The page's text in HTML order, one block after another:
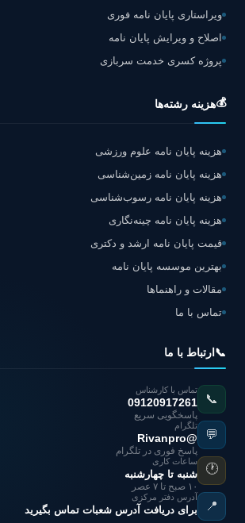
ویراستاری پایان نامه فوری
اصلاح و ویرایش پایان نامه
پروژه کسری خدمت سربازی
💰هزینه رشته‌ها
هزینه پایان نامه علوم ورزشی
هزینه پایان نامه زمین‌شناسی
هزینه پایان نامه رسوب‌شناسی
هزینه پایان نامه چینه‌نگاری
قیمت پایان نامه ارشد و دکتری
بهترین موسسه پایان نامه
مقالات و راهنماها
تماس با ما
📞 ارتباط با ما
📞
تماس با کارشناس
09120917261
پاسخگویی سریع
💬
تلگرام
@Rivanpro
پاسخ فوری در تلگرام
🕐
ساعات کاری
شنبه تا چهارشنبه
۱۰ صبح تا ۷ عصر
📍
آدرس دفتر مرکزی
برای دریافت آدرس شعبات تماس بگیرید